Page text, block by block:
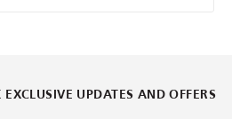
EXCLUSIVE UPDATES AND OFFERS!